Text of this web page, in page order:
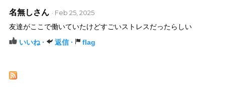
名無しさん · Feb 25, 2025
友達がここで働いていたけどすごいストレスだったらしい
いいね · 返信 · flag